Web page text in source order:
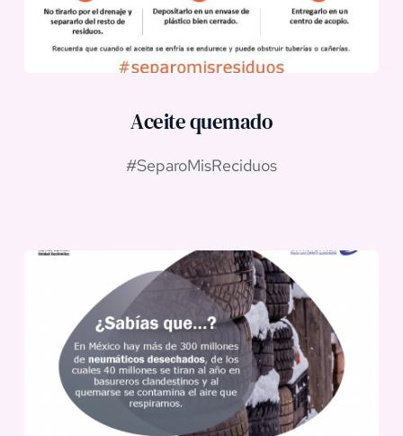
Aceite quemado
#SeparoMisReciduos